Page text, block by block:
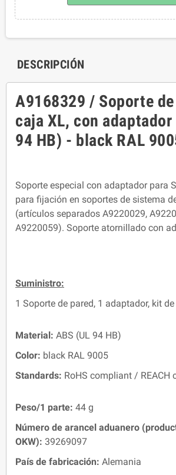
DESCRIPCIÓN
A9168329 / Soporte
caja XL, con adaptador
94 HB) - black RAL
Soporte especial con adaptador para
para fijación en soportes de sistema
(artículos separados A9220029,
A9220059). Soporte atornillado con
Suministro:
1 Soporte de pared, 1 adaptador, kit
Material: ABS (UL 94 HB)
Color: black RAL 9005
Standards: RoHS compliant / REACH
Peso/1 parte: 44 g
Número de arancel aduanero
OKW): 39269097
País de fabricación: Alemania